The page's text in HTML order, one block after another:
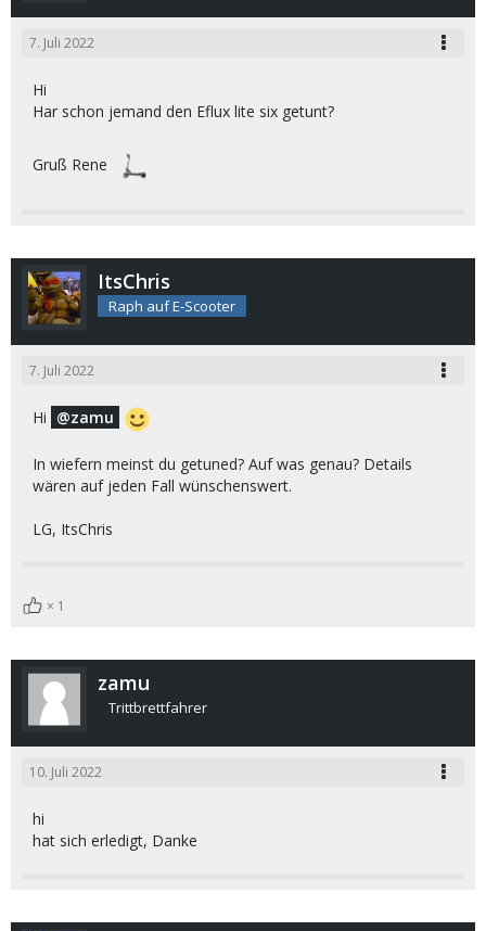
7. Juli 2022
Hi
Har schon jemand den Eflux lite six getunt?
Gruß Rene
ItsChris
Raph auf E-Scooter
7. Juli 2022
Hi zamu
In wiefern meinst du getuned? Auf was genau? Details
wären auf jeden Fall wünschenswert.
LG, ItsChris
1
zamu
Trittbrettfahrer
10. Juli 2022
hi
hat sich erledigt, Danke